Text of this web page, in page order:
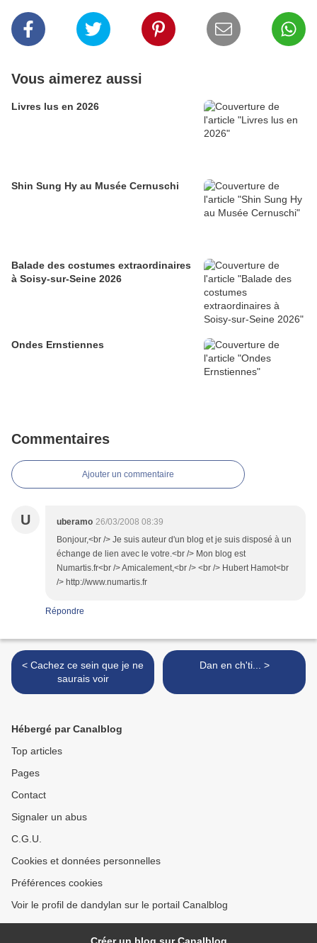
Vous aimerez aussi
Livres lus en 2026
Shin Sung Hy au Musée Cernuschi
Balade des costumes extraordinaires
à Soisy-sur-Seine 2026
Ondes Ernstiennes
Commentaires
Ajouter un commentaire
U uberamo 26/03/2008 08:39
Bonjour,<br /> Je suis auteur d'un blog et je suis disposé à un
échange de lien avec le votre.<br /> Mon blog est
Numartis.fr<br /> Amicalement,<br /> <br /> Hubert Hamot<br
/> http://www.numartis.fr
Répondre
< Cachez ce sein que je ne
saurais voir
Dan en ch'ti... >
Hébergé par Canalblog
Top articles
Pages
Contact
Signaler un abus
C.G.U.
Cookies et données personnelles
Préférences cookies
Voir le profil de dandylan sur le portail Canalblog